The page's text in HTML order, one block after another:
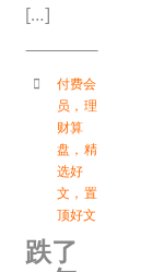
[…]
付费会
员 ， 理
财算
盘 ， 精
选好
文 ， 置
顶好文
跌了